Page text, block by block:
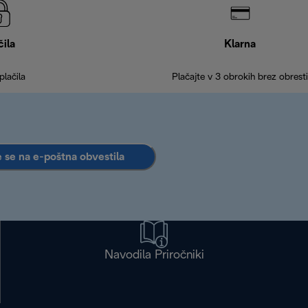
Klarna
Plačajte v 3 obrokih brez obresti
se na e-poštna obvestila
Navodila Priročniki